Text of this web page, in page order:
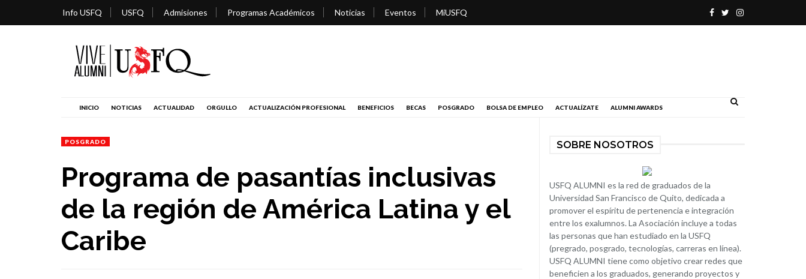
Info USFQ USFQ Admisiones Programas Académicos Noticias Eventos MiUSFQ
INICIO NOTICIAS ACTUALIDAD ORGULLO ACTUALIZACIÓN PROFESIONAL BENEFICIOS BECAS POSGRADO BOLSA DE EMPLEO ACTUALÍZATE ALUMNI AWARDS
POSGRADO
Programa de pasantías inclusivas
de la región de América Latina y el
Caribe
SOBRE NOSOTROS
USFQ ALUMNI es la red de graduados de la
Universidad San Francisco de Quito, dedicada a
promover el espíritu de pertenencia e integración
entre los exalumnos. La Asociación incluye a todas
las personas que han estudiado en la USFQ
(pregrado, posgrado, tecnologías, carreras en línea).
USFQ ALUMNI tiene como objetivo crear redes que
beneficien a los graduados, generando proyectos y